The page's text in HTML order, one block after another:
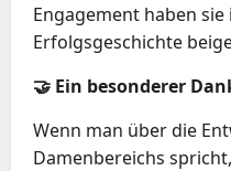
Engagement haben
Erfolgsgeschichte
🤝 Ein besonderer
Wenn man über die
Damenbereichs